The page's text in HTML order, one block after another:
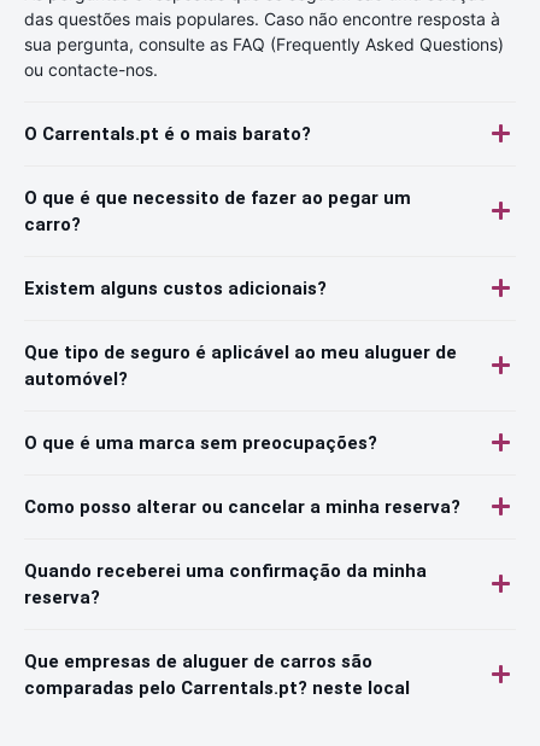
das questões mais populares. Caso não encontre resposta à
sua pergunta, consulte as FAQ (Frequently Asked Questions)
ou contacte-nos.
O Carrentals.pt é o mais barato?
O que é que necessito de fazer ao pegar um
carro?
Existem alguns custos adicionais?
Que tipo de seguro é aplicável ao meu aluguer de
automóvel?
O que é uma marca sem preocupações?
Como posso alterar ou cancelar a minha reserva?
Quando receberei uma confirmação da minha
reserva?
Que empresas de aluguer de carros são
comparadas pelo Carrentals.pt? neste local